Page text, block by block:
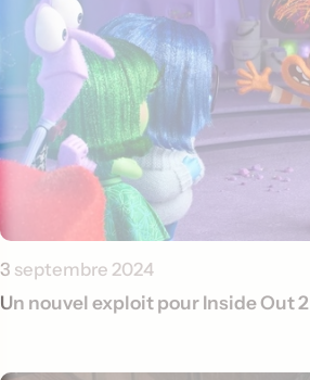
3 septembre 2024
Un nouvel exploit pour Inside Out 2